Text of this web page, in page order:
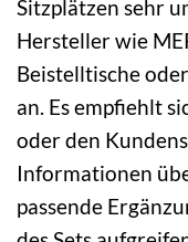
Sitzplätzen sehr
Hersteller wie
Beistelltische
an. Es empfiehlt
oder den
Informationen
passende